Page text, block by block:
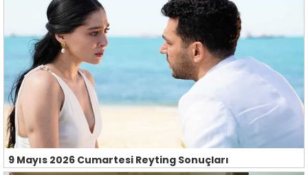
9 Mayıs 2026 Cumartesi Reyting Sonuçları